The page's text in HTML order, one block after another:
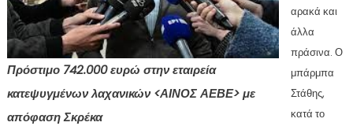
Πρόστιμο 742.000 ευρώ στην εταιρεία
κατεψυγμένων λαχανικών <ΑΙΝΟΣ ΑΕΒΕ> με
απόφαση Σκρέκα
αρακά και
άλλα
πράσινα. Ο
μπάρμπα
Στάθης,
κατά το